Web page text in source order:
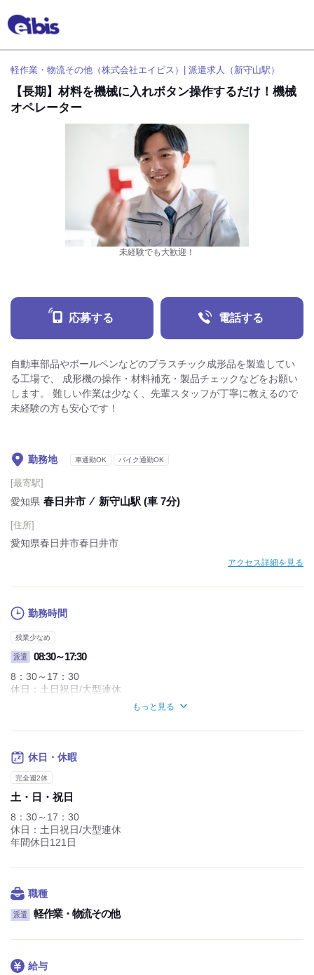
軽作業・物流その他（株式会社エイビス）| 派遣求人（新守山駅）
【長期】材料を機械に入れボタン操作するだけ！機械
オペレーター
未経験でも大歓迎！
応募する 電話する
自動車部品やボールペンなどのプラスチック成形品を製造してい
る工場で、 成形機の操作・材料補充・製品チェックなどをお願い
します。 難しい作業は少なく、先輩スタッフが丁寧に教えるので
未経験の方も安心です！
勤務地 車通勤OK バイク通勤OK
[最寄駅]
愛知県 春日井市 ⁄ 新守山駅 (車 7分)
[住所]
愛知県春日井市春日井市
アクセス詳細を見る
勤務時間
残業少なめ
派遣 08:30～17:30
8：30～17：30
休日：土日祝日/大型連休
もっと見る
休日・休暇
完全週2休
土・日・祝日
8：30～17：30
休日：土日祝日/大型連休
年間休日121日
職種
派遣 軽作業・物流その他
給与